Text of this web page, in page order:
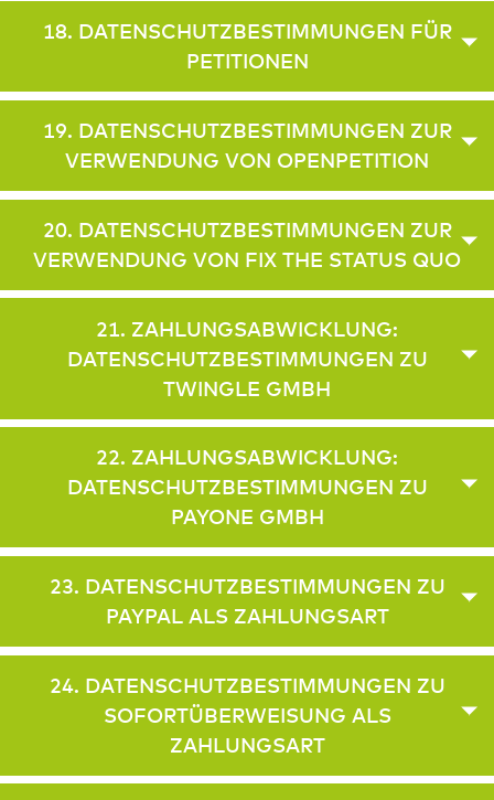
18. DATENSCHUTZBESTIMMUNGEN FÜR
PETITIONEN
19. DATENSCHUTZBESTIMMUNGEN ZUR
VERWENDUNG VON OPENPETITION
20. DATENSCHUTZBESTIMMUNGEN ZUR
VERWENDUNG VON FIX THE STATUS QUO
21. ZAHLUNGSABWICKLUNG:
DATENSCHUTZBESTIMMUNGEN ZU
TWINGLE GMBH
22. ZAHLUNGSABWICKLUNG:
DATENSCHUTZBESTIMMUNGEN ZU
PAYONE GMBH
23. DATENSCHUTZBESTIMMUNGEN ZU
PAYPAL ALS ZAHLUNGSART
24. DATENSCHUTZBESTIMMUNGEN ZU
SOFORTÜBERWEISUNG ALS
ZAHLUNGSART